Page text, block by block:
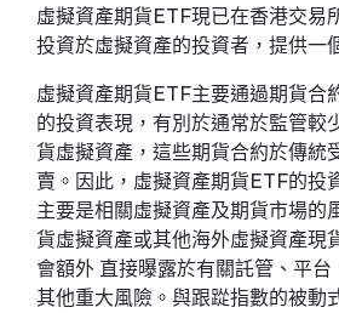
虛擬資產期貨ETF現已在香港交易
投資於虛擬資產的投資者，提供一
虛擬資產期貨ETF主要通過期貨合
的投資表現，有別於通常於監管較
貨虛擬資產，這些期貨合約於傳統
賣。因此，虛擬資產期貨ETF的投
主要是相關虛擬資產及期貨市場的
貨虛擬資產或其他海外虛擬資產現
會額外 直接曝露於有關託管、平
其他重大風險。與跟踨指數的被動